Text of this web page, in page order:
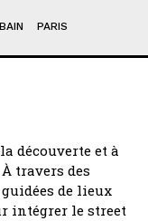
PARIS
découverte et à
travers des
de lieux
intégrer le street